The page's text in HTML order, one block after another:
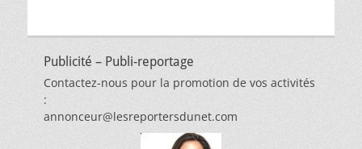
Publicité – Publi-reportage
Contactez-nous pour la promotion de vos activités
:
annonceur@lesreportersdunet.com